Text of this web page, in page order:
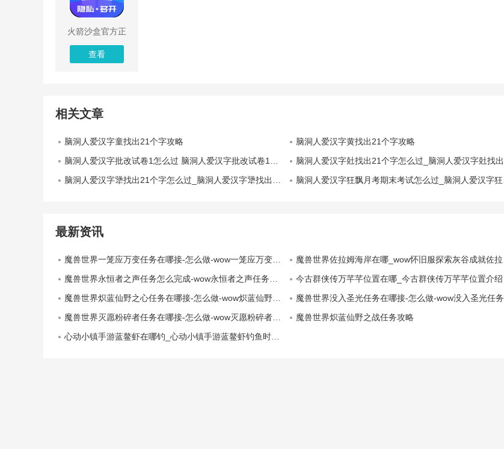
火箭沙盒官方正
版
查看
相关文章
脑洞人爱汉字童找出21个字攻略
脑洞人爱汉字黄找出21个字攻略
脑洞人爱汉字批改试卷1怎么过 脑洞人爱汉字批改试卷1过法详解
脑洞人爱汉字兙找出21个字怎么过_脑洞人爱汉字兙找出21个字通关攻略
脑洞人爱汉字犟找出21个字怎么过_脑洞人爱汉字犟找出21个字通关攻略
脑洞人爱汉字狂飘月考期末考试怎么过_脑洞人爱汉字狂飘月考期末考试通关攻略
最新资讯
魔兽世界一笼应万变任务在哪接-怎么做-wow一笼应万变任务流程
魔兽世界佐拉姆海岸在哪_wow怀旧服探索灰谷成就佐拉姆海岸位置坐标
魔兽世界永恒者之声任务怎么完成-wow永恒者之声任务流程
今古群侠传万芊芊位置在哪_今古群侠传万芊芊位置介绍
魔兽世界炽蓝仙野之心任务在哪接-怎么做-wow炽蓝仙野之心任务流程
魔兽世界没入圣光任务在哪接-怎么做-wow没入圣光任务流程
魔兽世界灭愿粉碎者任务在哪接-怎么做-wow灭愿粉碎者任务流程
魔兽世界炽蓝仙野之战任务攻略
心动小镇手游蓝鳌虾在哪钓_心动小镇手游蓝鳌虾钓鱼时间位置介绍